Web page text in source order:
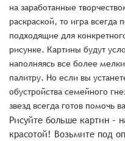
на заработанные
раскраской, то игра всегда
подходящие для
рисунке. Картины будут
наполняясь все более
палитру. Но если вы
обустройства семейного
звезд всегда готов помочь
Рисуйте больше картин –
красотой! Возьмите под